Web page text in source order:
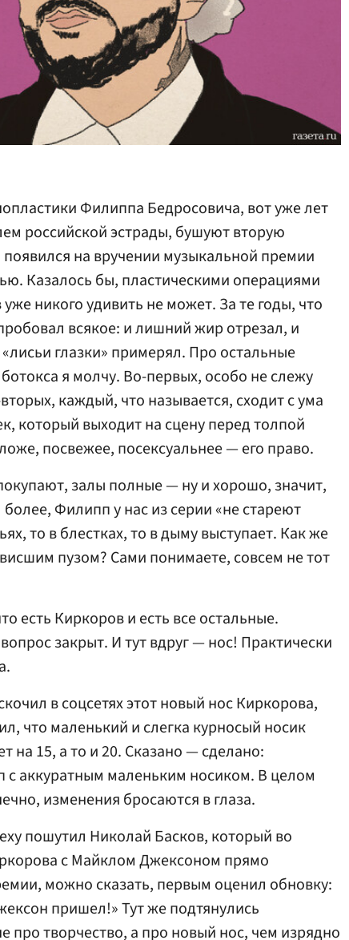
Филиппа Бедросовича, вот уже лет
российской эстрады, бушуют вторую
на вручении музыкальной премии
Казалось бы, пластическими операциями
никого удивить не может. За те годы, что
всякое: и лишний жир отрезал, и
глазки» примерял. Про остальные
я молчу. Во-первых, особо не слежу
каждый, что называется, сходит с ума
который выходит на сцену перед толпой
посвежее, посексуальнее — его право.
залы полные — ну и хорошо, значит,
Филипп у нас из серии «не стареют
то в блестках, то в дыму выступает. Как же
пузом? Сами понимаете, совсем не тот
есть Киркоров и есть все остальные.
закрыт. И тут вдруг — нос! Практически
в соцсетях этот новый нос Киркорова,
что маленький и слегка курносый носик
на 15, а то и 20. Сказано — сделано:
аккуратным маленьким носиком. В целом
изменения бросаются в глаза.
пошутил Николай Басков, который во
с Майклом Джексоном прямо
можно сказать, первым оценил обновку:
пришел!» Тут же подтянулись
про творчество, а про новый нос, чем изрядно